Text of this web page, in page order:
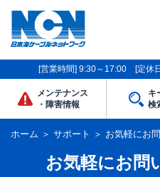
[営業時間] 9:30～17:00 [定休
メンテナンス
・障害情報
キ
検
ホーム ＞ サポート ＞ お気軽にお
お気軽にお問